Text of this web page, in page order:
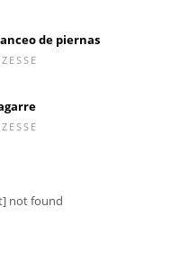
de piernas
not found